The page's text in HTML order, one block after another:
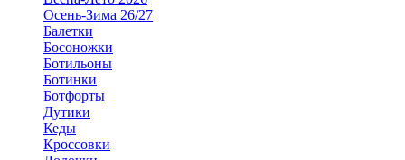
Осень-Зима 26/27
Балетки
Босоножки
Ботильоны
Ботинки
Ботфорты
Дутики
Кеды
Кроссовки